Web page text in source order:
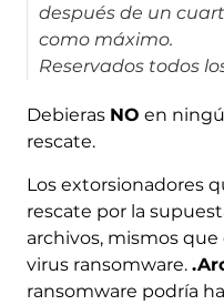
después de un
como máximo.
Reservados todos
Debieras NO en
rescate.
Los extorsionadores
rescate por la
archivos, mismos
virus ransomware.
ransomware podría